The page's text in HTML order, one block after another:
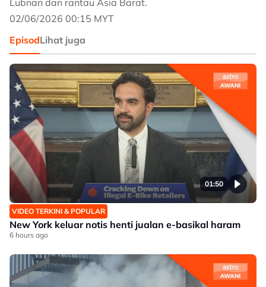
Lubnan dan rantau Asia Barat.
02/06/2026 00:15 MYT
EpisodLihat juga
01:50
VIDEO TERKINI & POPULAR
New York keluar notis henti jualan e-basikal haram
6 hours ago